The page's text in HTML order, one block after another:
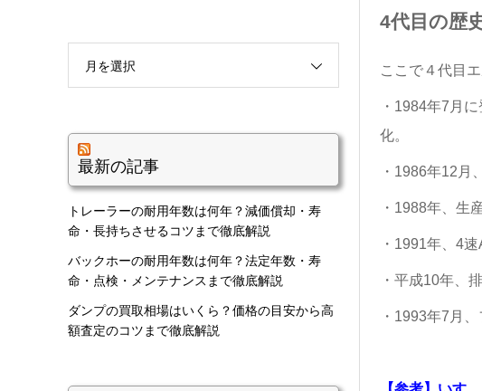
4代目の歴
ここで４代目
・1984年7月
化。
・1986年12月
・1988年、生
・1991年、4
・平成10年、
・1993年7月
月を選択
最新の記事
トレーラーの耐用年数は何年？減価償却・寿
命・長持ちさせるコツまで徹底解説
バックホーの耐用年数は何年？法定年数・寿
命・点検・メンテナンスまで徹底解説
ダンプの買取相場はいくら？価格の目安から高
額査定のコツまで徹底解説